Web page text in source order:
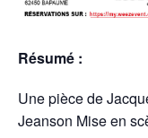
Résumé :
Une pièce de
Jeanson Mise en